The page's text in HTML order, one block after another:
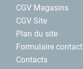
CGV Magasins
CGV Site
Plan du site
Formulaire contact
Contacts